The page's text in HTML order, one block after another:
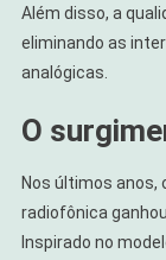
Além disso, a
eliminando as
analógicas.
O
Nos últimos
radiofônica
Inspirado no